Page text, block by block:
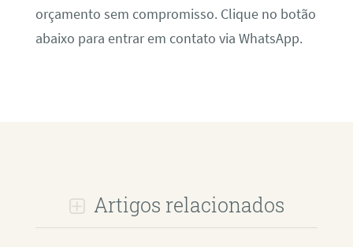
orçamento sem compromisso. Clique no botão
abaixo para entrar em contato via WhatsApp.
Artigos relacionados